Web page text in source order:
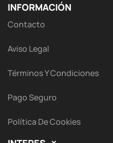
INFORMACIÓN
Contacto
Aviso Legal
Términos Y Condiciones
Pago Seguro
Política De Cookies